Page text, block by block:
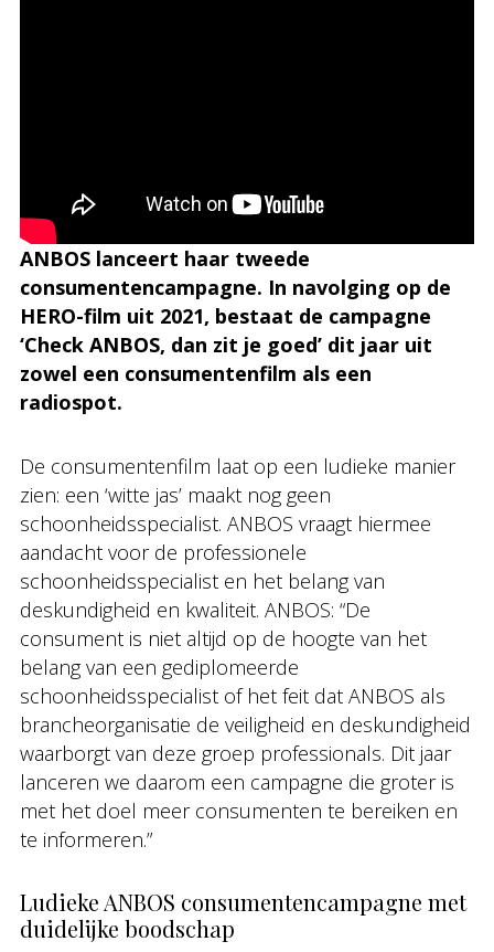
ANBOS lanceert haar tweede
consumentencampagne. In navolging op de
HERO-film uit 2021, bestaat de campagne
‘Check ANBOS, dan zit je goed’ dit jaar uit
zowel een consumentenfilm als een
radiospot.
De consumentenfilm laat op een ludieke manier
zien: een ‘witte jas’ maakt nog geen
schoonheidsspecialist. ANBOS vraagt hiermee
aandacht voor de professionele
schoonheidsspecialist en het belang van
deskundigheid en kwaliteit. ANBOS: “De
consument is niet altijd op de hoogte van het
belang van een gediplomeerde
schoonheidsspecialist of het feit dat ANBOS als
brancheorganisatie de veiligheid en deskundigheid
waarborgt van deze groep professionals. Dit jaar
lanceren we daarom een campagne die groter is
met het doel meer consumenten te bereiken en
te informeren.”
Ludieke ANBOS consumentencampagne met
duidelijke boodschap